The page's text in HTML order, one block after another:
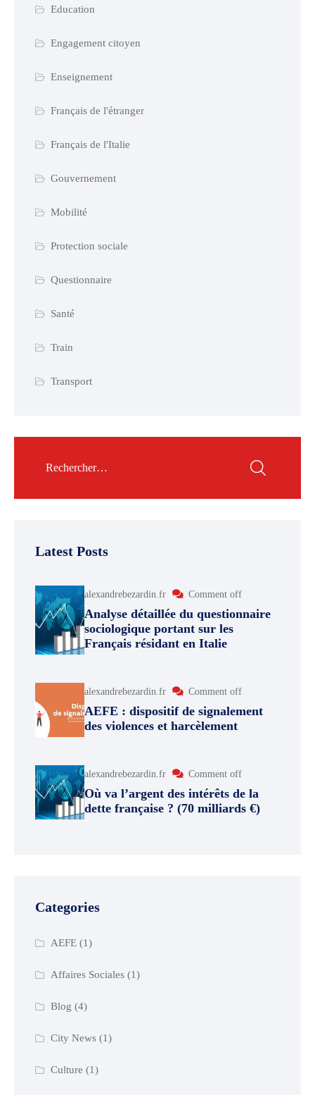
Education
Engagement citoyen
Enseignement
Français de l'étranger
Français de l'Italie
Gouvernement
Mobilité
Protection sociale
Questionnaire
Santé
Train
Transport
Latest Posts
alexandrebezardin.fr Comment off
Analyse détaillée du questionnaire
sociologique portant sur les
Français résidant en Italie
alexandrebezardin.fr Comment off
AEFE : dispositif de signalement
des violences et harcèlement
alexandrebezardin.fr Comment off
Où va l’argent des intérêts de la
dette française ? (70 milliards €)
Categories
AEFE(1)
Affaires Sociales(1)
Blog (4)
City News(1)
Culture (1)